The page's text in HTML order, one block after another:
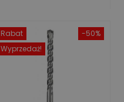
-50%
Rabat
Wyprzedaż!